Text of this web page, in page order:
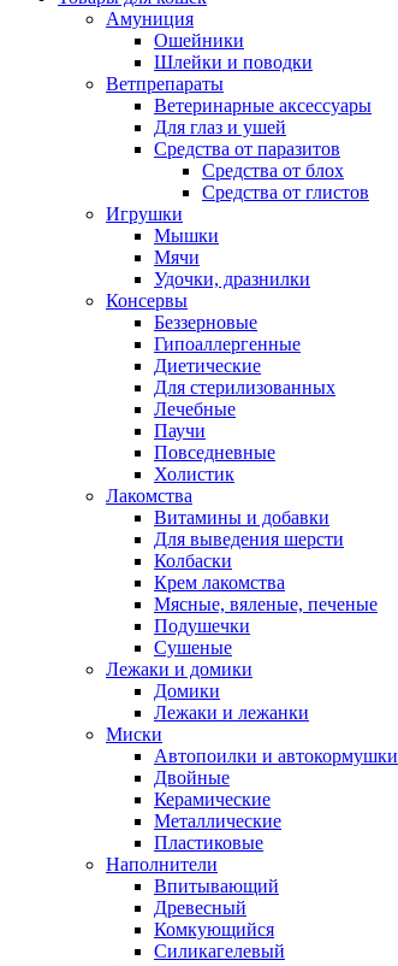
Амуниция
Ошейники
Шлейки и поводки
Ветпрепараты
Ветеринарные аксессуары
Для глаз и ушей
Средства от паразитов
Средства от блох
Средства от глистов
Игрушки
Мышки
Мячи
Удочки, дразнилки
Консервы
Беззерновые
Гипоаллергенные
Диетические
Для стерилизованных
Лечебные
Паучи
Повседневные
Холистик
Лакомства
Витамины и добавки
Для выведения шерсти
Колбаски
Крем лакомства
Мясные, вяленые, печеные
Подушечки
Сушеные
Лежаки и домики
Домики
Лежаки и лежанки
Миски
Автопоилки и автокормушки
Двойные
Керамические
Металлические
Пластиковые
Наполнители
Впитывающий
Древесный
Комкующийся
Силикагелевый